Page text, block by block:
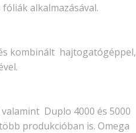
Hírek
Nyomtatás
Uncategorized
alkalmazásával.
kombinált hajtogatógéppel,
Duplo 4000 és 5000
produkcióban is. Omega